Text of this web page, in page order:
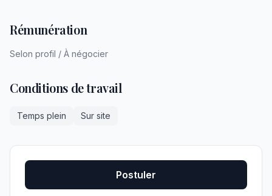
Rémunération
Selon profil / À négocier
Conditions de travail
Temps plein Sur site
Postuler